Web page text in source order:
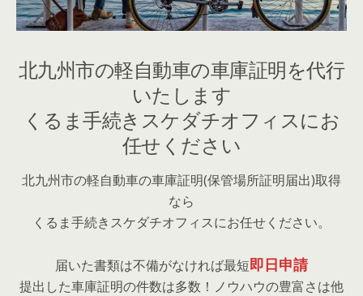
北九州市の軽自動車の車庫証明を代行
いたします
くるま手続きスケダチオフィスにお
任せください
北九州市の軽自動車の車庫証明(保管場所証明届出)取得
なら
くるま手続きスケダチオフィスにお任せください。
届いた書類は不備がなければ最短即日申請
提出した車庫証明の件数は多数！ノウハウの豊富さは他